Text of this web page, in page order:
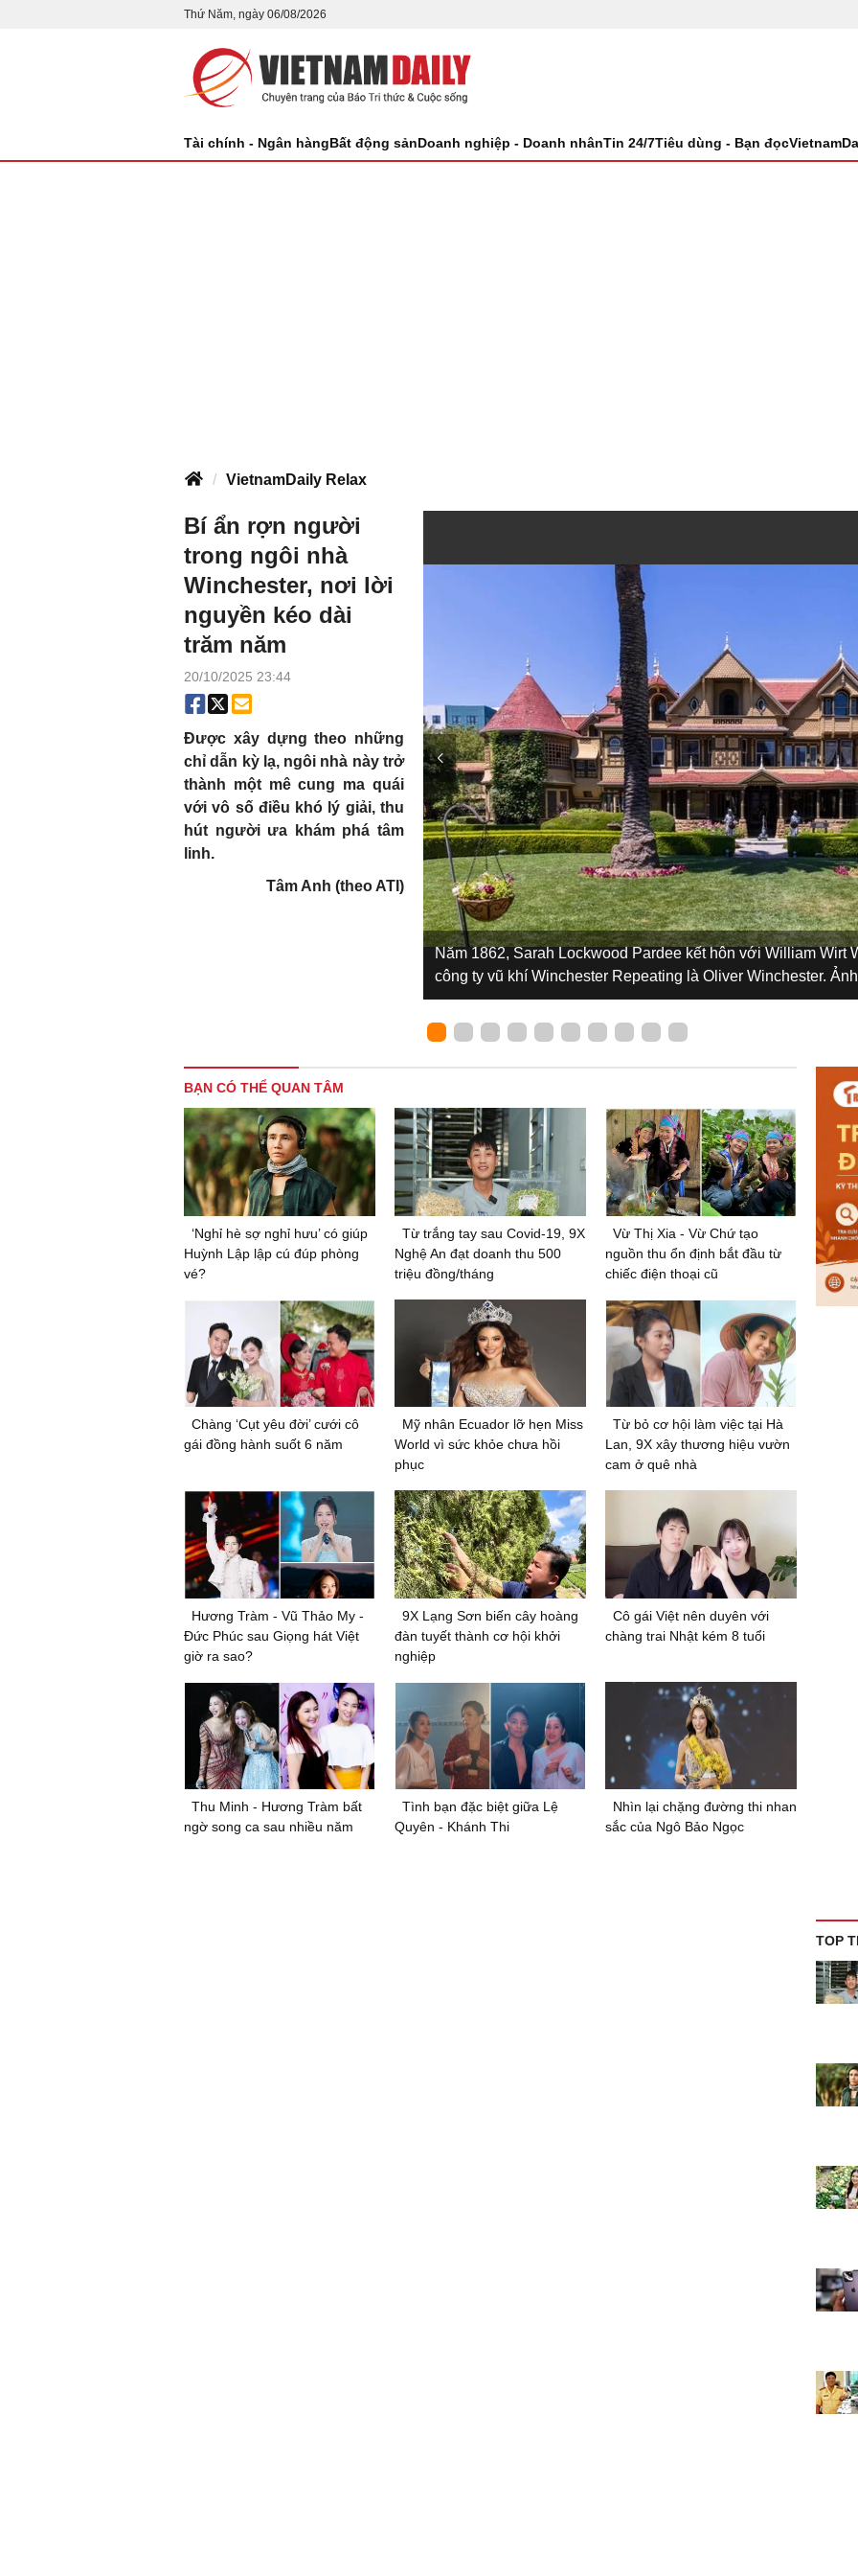
Thứ Năm, ngày 06/08/2026
Tài chính - Ngân hàngBất động sảnDoanh nghiệp - Doanh nhânTin 24/7Tiêu dùng - Bạn đọc
VietnamDaily Relax
Bí ẩn rợn người
trong ngôi nhà
Winchester, nơi lời
nguyền kéo dài
trăm năm
20/10/2025 23:44
Được xây dựng theo những
chỉ dẫn kỳ lạ, ngôi nhà này trở
thành một mê cung ma quái
với vô số điều khó lý giải, thu
hút người ưa khám phá tâm
linh.
Tâm Anh (theo ATI)
Năm 1862, Sarah Lockwood Pardee kết hôn với William Wirt
công ty vũ khí Winchester Repeating là Oliver Winchester.
BẠN CÓ THỂ QUAN TÂM
‘Nghỉ hè sợ nghỉ hưu’ có giúp
Huỳnh Lập lập cú đúp phòng
vé?
Từ trắng tay sau Covid-19, 9X
Nghệ An đạt doanh thu 500
triệu đồng/tháng
Vừ Thị Xia - Vừ Chứ tạo
nguồn thu ổn định bắt đầu từ
chiếc điện thoại cũ
Chàng ‘Cụt yêu đời’ cưới cô
gái đồng hành suốt 6 năm
Mỹ nhân Ecuador lỡ hẹn Miss
World vì sức khỏe chưa hồi
phục
Từ bỏ cơ hội làm việc tại Hà
Lan, 9X xây thương hiệu vườn
cam ở quê nhà
Hương Tràm - Vũ Thảo My -
Đức Phúc sau Giọng hát Việt
giờ ra sao?
9X Lạng Sơn biến cây hoàng
đàn tuyết thành cơ hội khởi
nghiệp
Cô gái Việt nên duyên với
chàng trai Nhật kém 8 tuổi
Thu Minh - Hương Tràm bất
ngờ song ca sau nhiều năm
Tình bạn đặc biệt giữa Lệ
Quyên - Khánh Thi
Nhìn lại chặng đường thi nhan
sắc của Ngô Bảo Ngọc
TOP